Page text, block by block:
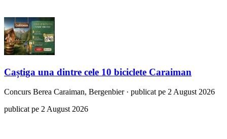
Caștiga una dintre cele 10 biciclete Caraiman
Concurs Berea Caraiman, Bergenbier· publicat pe 2 August 2026
publicat pe 2 August 2026